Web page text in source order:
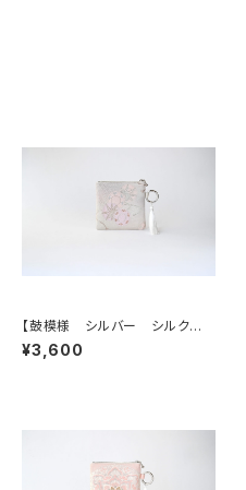
【鼓模様 シルバー シルク帯リ
メイク バッグチャーム型スクエ
アポーチ】メイクポーチ 旅
¥3,600